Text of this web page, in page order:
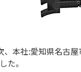
本社:愛知県名古
た。